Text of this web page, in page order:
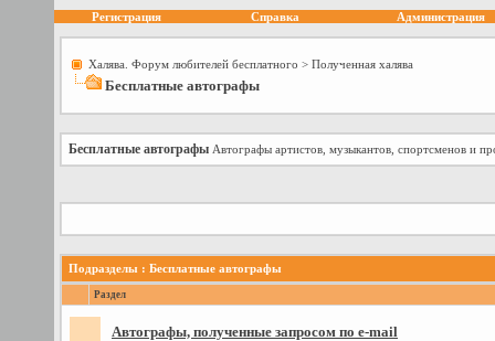
Регистрация Справка Администрация
Халява. Форум любителей бесплатного > Полученная халява
Бесплатные автографы
Бесплатные автографы Автографы артистов, музыкантов, спортсменов и
Подразделы : Бесплатные автографы
Раздел
Автографы, полученные запросом по e-mail